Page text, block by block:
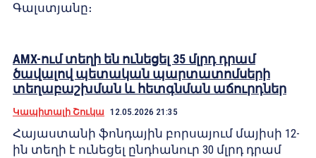
Գալստյանը։
AMX-ում տեղի են ունեցել 35 մլրդ դրամ
ծավալով պետական պարտատոմսերի
տեղաբաշխման և հետգնման աճուրդներ
Կապիտալի Շուկա 12.05.2026 21:35
Հայաստանի ֆոնդային բորսայում մայիսի 12-
ին տեղի է ունեցել ընդհանուր 30 մլրդ դրամ